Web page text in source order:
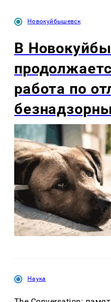
Новокуйбышевск
В
работа по
Наука